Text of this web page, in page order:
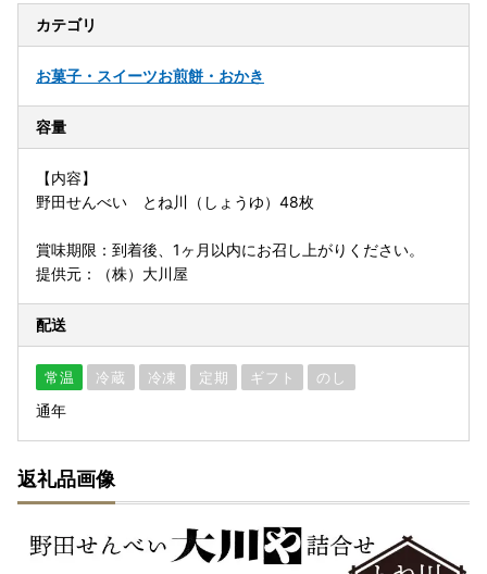
カテゴリ
お菓子・スイーツお煎餅・おかき
容量
【内容】
野田せんべい とね川（しょうゆ）48枚
賞味期限：到着後、1ヶ月以内にお召し上がりください。
提供元：（株）大川屋
配送
常温 冷蔵 冷凍 定期 ギフト のし
通年
返礼品画像